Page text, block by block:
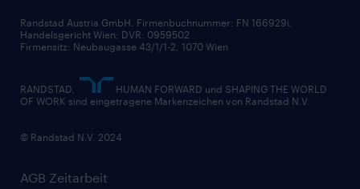
AGB Zeitarbeit
Randstad Austria GmbH, Firmenbuchnummer: FN 166929i,
Handelsgericht Wien; DVR: 0959502
Firmensitz: Neubaugasse 43/1/1-2, 1070 Wien
RANDSTAD,
HUMAN FORWARD und SHAPING THE WORLD
OF WORK sind eingetragene Markenzeichen von Randstad N.V.
© Randstad N.V. 2024